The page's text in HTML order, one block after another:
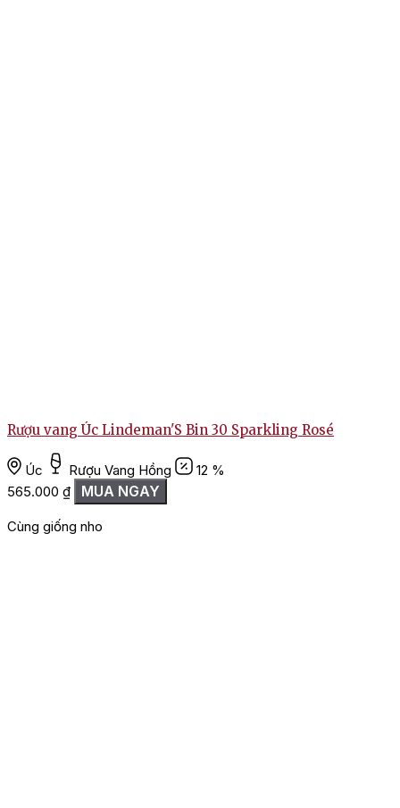
Rượu vang Úc Lindeman'S Bin 30 Sparkling Rosé
Úc Rượu Vang Hồng
12 %
565.000 ₫ MUA NGAY
Cùng giống nho